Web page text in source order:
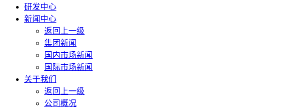
研发中心
新闻中心
返回上一级
集团新闻
国内市场新闻
国际市场新闻
关于我们
返回上一级
公司概况